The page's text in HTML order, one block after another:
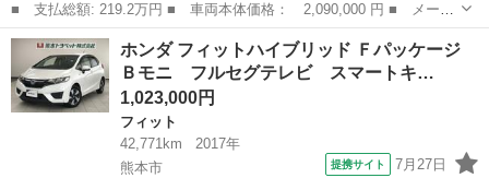
■ 支払総額: 219.2万円 ■ 車両本体価格： 2,090,000 円 ■ メーカ
ー名： ホンダ ■ 車種名： フィット ■ グレード名： ｅ：ＨＥ
Ｖホーム ホンダコネクトディスプレイ フルセグ ＥＴＣ２．０
スマート...
熊本 熊本市 フィット
ホンダ フィットハイブリッド Ｆパッケージ
Ｂモニ フルセグテレビ スマートキ…
1,023,000円
フィット
42,771km
2017年
熊本市
提携サイト 7月27日